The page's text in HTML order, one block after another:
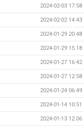
2024-02-03 17:58
2024-02-02 14:43
2024-01-29 20:48
2024-01-29 15:18
2024-01-27 16:42
2024-01-27 12:58
2024-01-24 06:49
2024-01-14 10:51
2024-01-13 12:06